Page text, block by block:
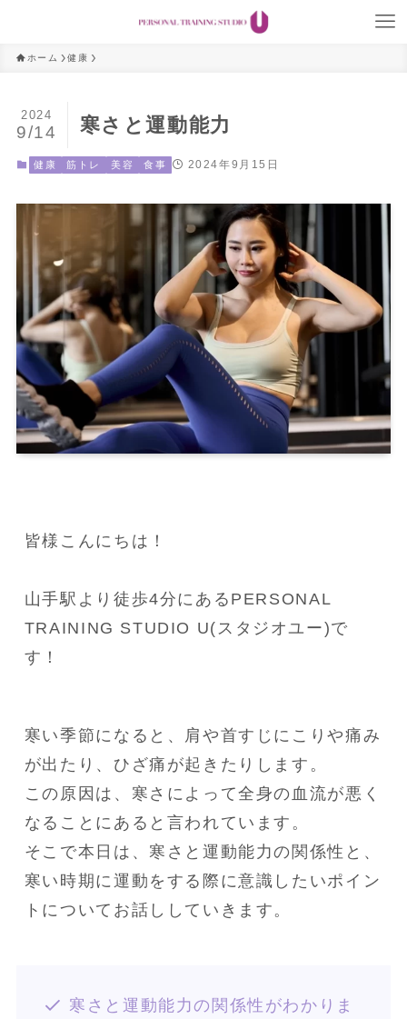
ホーム 健康
寒さと運動能力
2024
9/14
健康 筋トレ 美容 食事 2024年9月15日
皆様こんにちは！
山手駅より徒歩4分にあるPERSONAL
TRAINING STUDIO U(スタジオユー)で
す！
寒い季節になると、肩や首すじにこりや痛み
が出たり、ひざ痛が起きたりします。
この原因は、寒さによって全身の血流が悪く
なることにあると言われています。
そこで本日は、寒さと運動能力の関係性と、
寒い時期に運動をする際に意識したいポイン
トについてお話ししていきます。
寒さと運動能力の関係性がわかりま